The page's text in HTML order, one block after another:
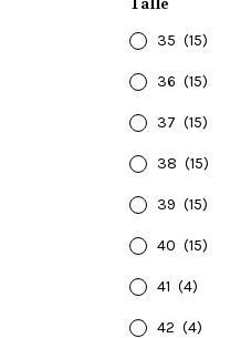
35 (15)
36 (15)
37 (15)
38 (15)
39 (15)
40 (15)
41 (4)
42 (4)